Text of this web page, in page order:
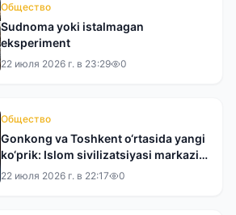
Общество
Sudnoma yoki istalmagan
eksperiment
22 июля 2026 г. в 23:29 0
Общество
Gonkong va Toshkent o‘rtasida yangi
ko‘prik: Islom sivilizatsiyasi markazi
XXRda taqdim etildi
22 июля 2026 г. в 22:17 0